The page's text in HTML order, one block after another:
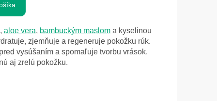
, aloe vera, bambuckým maslom a kyselinou
zjemňuje a regeneruje pokožku rúk.
vysúšaním a spomaľuje tvorbu vrások.
aj zrelú pokožku.